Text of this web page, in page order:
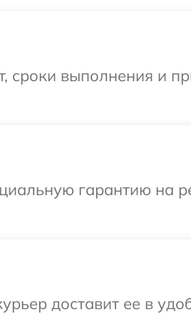
сроки выполнения и
гарантию на
доставит ее в